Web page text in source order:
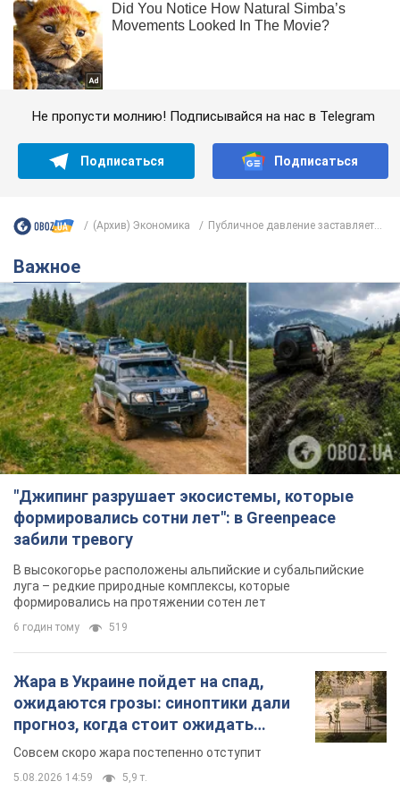
Не пропусти молнию! Подписывайся на нас в Telegram
Подписаться Подписаться
(Архив) Экономика Публичное давление заставляет...
Важное
"Джипинг разрушает экосистемы, которые
формировались сотни лет": в Greenpeace
забили тревогу
В высокогорье расположены альпийские и субальпийские
луга – редкие природные комплексы, которые
формировались на протяжении сотен лет
6 годин тому 519
Жара в Украине пойдет на спад,
ожидаются грозы: синоптики дали
прогноз, когда стоит ожидать
изменения погоды
Совсем скоро жара постепенно отступит
5.08.2026 14:59 5,9 т.